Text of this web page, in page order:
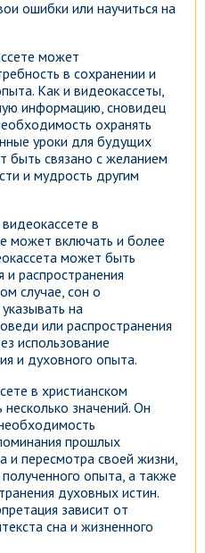
ошибки или научиться на
может
в сохранении и
Как и видеокассеты,
информацию, сновидец
охранять
уроки для будущих
быть связано с желанием
и мудрость другим
в
может включать и более
может быть
распространения
случае, сон о
на
или распространения
использование
и духовного опыта.
в христианском
значений. Он
прошлых
и пересмотра своей жизни,
опыта, а также
духовных истин.
зависит от
сна и жизненного